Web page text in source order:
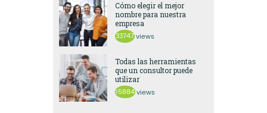
Cómo elegir el mejor
nombre para nuestra
empresa
33747 views
Todas las herramientas
que un consultor puede
utilizar
15884 views